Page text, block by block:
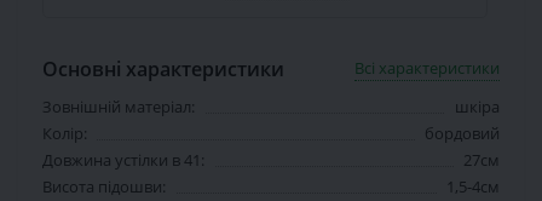
Основні характеристики
Всі характеристики
Зовнішній матеріал:
шкіра
Колір:
бордовий
Довжина устілки в 41:
27см
Висота підошви:
1,5-4см